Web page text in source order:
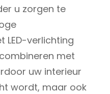
u zorgen te
LED-verlichting
met
uw interieur
wordt, maar ook